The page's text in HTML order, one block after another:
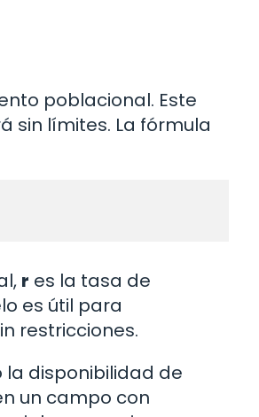
poblacional. Este
sin límites. La fórmula
r es la tasa de
es útil para
restricciones.
disponibilidad de
un campo con